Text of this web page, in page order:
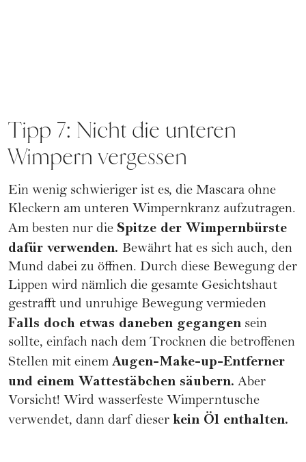
Tipp 7: Nicht die unteren
Wimpern vergessen
Ein wenig schwieriger ist es, die Mascara ohne
Kleckern am unteren Wimpernkranz aufzutragen.
Am besten nur die Spitze der Wimpernbürste
dafür verwenden. Bewährt hat es sich auch, den
Mund dabei zu öffnen. Durch diese Bewegung der
Lippen wird nämlich die gesamte Gesichtshaut
gestrafft und unruhige Bewegung vermieden
Falls doch etwas daneben gegangen sein
sollte, einfach nach dem Trocknen die betroffenen
Stellen mit einem Augen-Make-up-Entferner
und einem Wattestäbchen säubern. Aber
Vorsicht! Wird wasserfeste Wimperntusche
verwendet, dann darf dieser kein Öl enthalten.